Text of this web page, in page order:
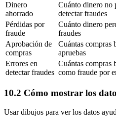
Dinero
ahorrado
Cuánto dinero no
detectar fraudes
Pérdidas por
fraude
Cuánto dinero
fraudes
Aprobación de
compras
Cuántas compras
apruebas
Errores en
detectar fraudes
Cuántas compras
como fraude por
10.2 Cómo mostrar los
Usar dibujos para ver los datos